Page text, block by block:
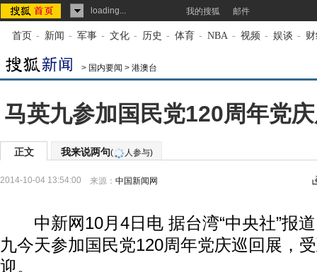
loading... 我的搜狐 邮件
首页 - 新闻 - 军事 - 文化 - 历史 - 体育 - NBA - 视频 - 娱谈 -
> 国内要闻 > 港澳台
马英九参加国民党120周年党
正文 我来说两句( 人参与)
2014-10-04 13:54:00 来源： 中国新闻网
中新网10月4日电 据台湾“中央社”报道
九今天参加国民党120周年党庆巡回展，
迎。